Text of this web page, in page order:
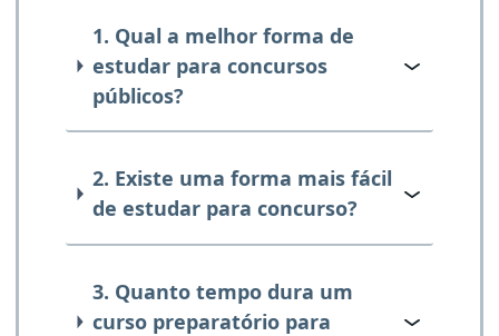
1. Qual a melhor forma de
estudar para concursos
públicos?
2. Existe uma forma mais fácil
de estudar para concurso?
3. Quanto tempo dura um
curso preparatório para